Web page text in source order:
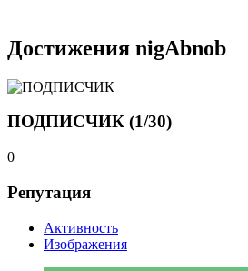
Достижения nigAbnob
ПОДПИСЧИК (1/30)
0
Репутация
Активность
Изображения